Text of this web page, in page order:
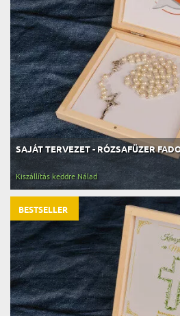
SAJÁT TERVEZET - RÓZSAFÜZER
Kiszállítás keddre Nálad
BESTSELLER